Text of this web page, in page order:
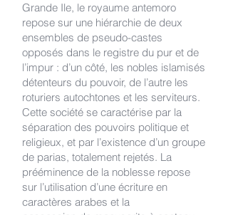
Grande Ile, le royaume antemoro
repose sur une hiérarchie de deux
ensembles de pseudo-castes
opposés dans le registre du pur et de
l’impur : d’un côté, les nobles islamisés
détenteurs du pouvoir, de l’autre les
roturiers autochtones et les serviteurs.
Cette société se caractérise par la
séparation des pouvoirs politique et
religieux, et par l’existence d’un groupe
de parias, totalement rejetés. La
prééminence de la noblesse repose
sur l’utilisation d’une écriture en
caractères arabes et la